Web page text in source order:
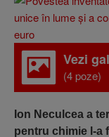
Vezi
(4 poze)
Ion Neculcea a
pentru chimie l-a